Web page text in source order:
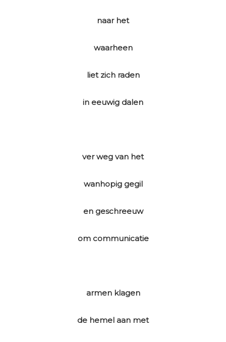
naar het
waarheen
liet zich raden
in eeuwig dalen
ver weg van het
wanhopig gegil
en geschreeuw
om communicatie
armen klagen
de hemel aan met